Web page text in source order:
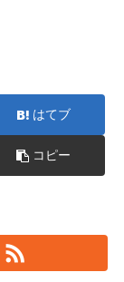
はてブ
コピー